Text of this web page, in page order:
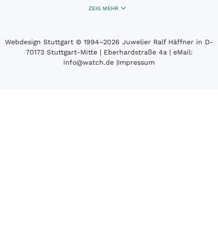
ZEIG MEHR
Webdesign Stuttgart © 1994­–2026 Juwelier Ralf Häffner in D-
70173 Stuttgart-Mitte | Eberhardstraße 4a | eMail:
info@watch.de |Impressum